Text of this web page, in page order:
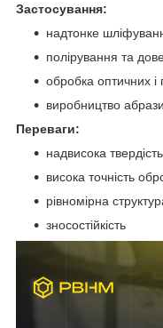
Застосування:
надтонке
полірування та
обробка оптичних і
виробництво
Переваги:
надвисока твердість
висока точність
рівномірна
зносостійкість